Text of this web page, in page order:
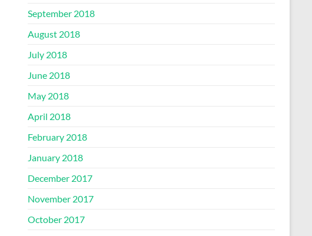
September 2018
August 2018
July 2018
June 2018
May 2018
April 2018
February 2018
January 2018
December 2017
November 2017
October 2017